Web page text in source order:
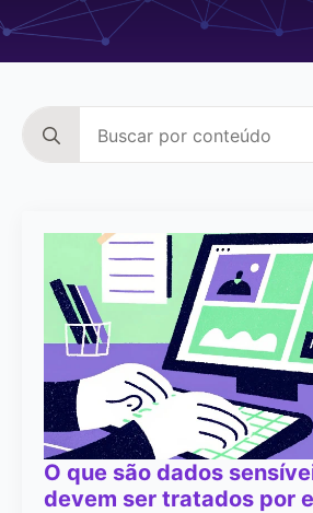
for:
O que são dados
devem ser tratados por